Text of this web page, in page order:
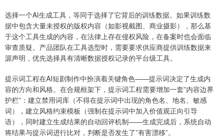
选择一个AI生成工具，等同于选择了它背后的训练数据。如果训练数
据中包含大量未授权的版权内容（如影视截图、商业摄影），那么基
于这个工具生成的内容，在法律上存在侵权风险，在备案时也会面临
审查质疑。产品团队在工具选型时，需要要求供应商提供训练数据来
源声明，优先选择具有清晰数据授权记录的平台级工具。
提示词工程在AI短剧制作中扮演着关键角色——提示词决定了生成内
容的方向和风格。在合规框架下，提示词工程需要增加一套”内容边界
护栏”：建立禁用词库（不得在提示词中出现的角色名、地名、敏感
词），建立风格约束模板（强制在提示词中加入价值观正向引导
语），同时建立生成结果的自动回评机制——生成完成后，系统自动
将结果与提示词进行比对，判断是否发生了”有害漂移”。